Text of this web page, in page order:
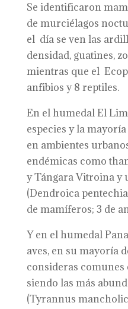
Se identificaron
de murciélagos
el día se ven las
densidad, guatines,
mientras que el
anfibios y 8 reptiles.
En el humedal El
especies y la
en ambientes
endémicas como
y Tángara Vitroina y
(Dendroica
de mamíferos; 3 de
Y en el humedal
aves, en su mayoría
consideras comunes
siendo las más
(Tyrannus